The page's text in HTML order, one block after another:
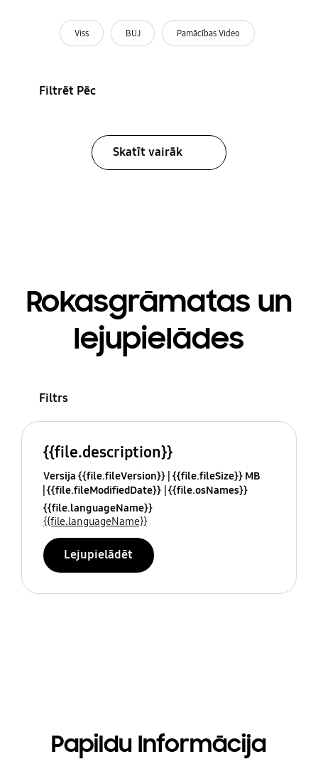
Viss BUJ Pamācības Video
Filtrēt Pēc
Skatīt vairāk
Rokasgrāmatas un
lejupielādes
Filtrs
{{file.description}}
Versija {{file.fileVersion}} {{file.fileSize}} MB
{{file.fileModifiedDate}} {{file.osNames}}
{{file.languageName}}
{{file.languageName}}
Lejupielādēt
Papildu Informācija